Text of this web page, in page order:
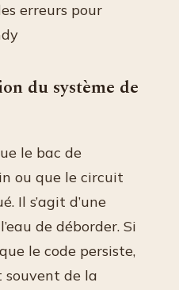
erreurs pour
du système de
le bac de
ou que le circuit
Il s’agit d’une
de déborder. Si
le code persiste,
souvent de la